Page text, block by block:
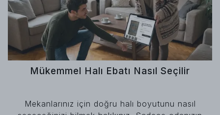
Mükemmel Halı Ebatı Nasıl Seçilir
Mekanlarınız için doğru halı boyutunu nasıl